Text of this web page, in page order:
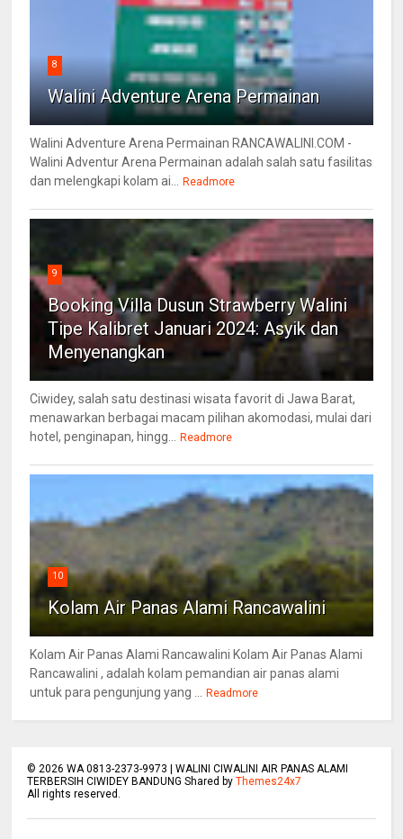
8
Walini Adventure Arena Permainan
Walini Adventure Arena Permainan RANCAWALINI.COM -
Walini Adventur Arena Permainan adalah salah satu fasilitas
dan melengkapi kolam ai...
Readmore
9
Booking Villa Dusun Strawberry Walini
Tipe Kalibret Januari 2024: Asyik dan
Menyenangkan
Ciwidey, salah satu destinasi wisata favorit di Jawa Barat,
menawarkan berbagai macam pilihan akomodasi, mulai dari
hotel, penginapan, hingg...
Readmore
10
Kolam Air Panas Alami Rancawalini
Kolam Air Panas Alami Rancawalini Kolam Air Panas Alami
Rancawalini , adalah kolam pemandian air panas alami
untuk para pengunjung yang ...
Readmore
© 2026 WA 0813-2373-9973 | WALINI CIWALINI AIR PANAS ALAMI
TERBERSIH CIWIDEY BANDUNG Shared byThemes24x7
All rights reserved.